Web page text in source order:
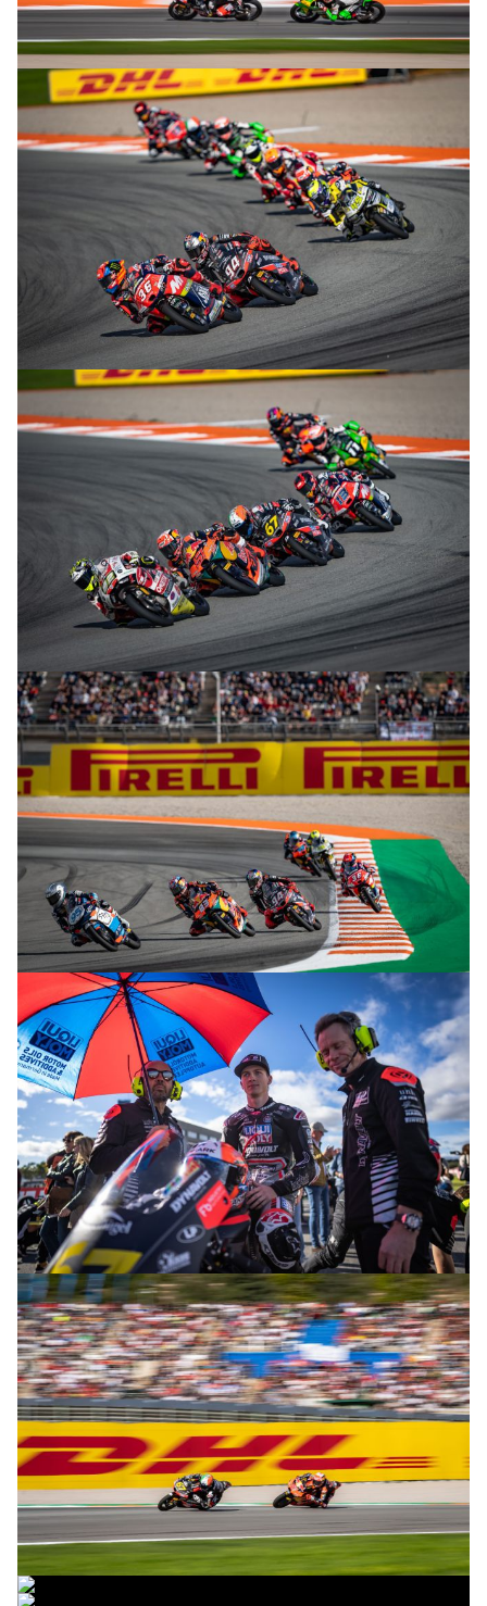
© R. Lekl
© R. Lekl
© R. Lekl
© R. Lekl
© R. Lekl